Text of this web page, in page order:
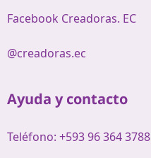
Facebook Creadoras. EC
@creadoras.ec
Ayuda y contacto
Teléfono: +593 96 364 3788